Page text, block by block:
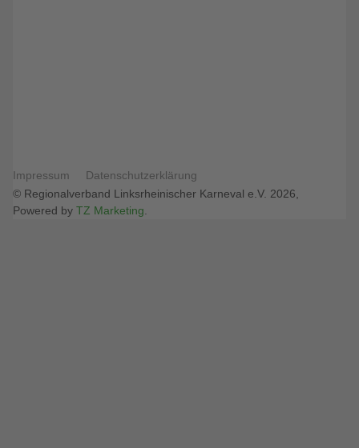
Impressum
Datenschutzerklärung
© Regionalverband Linksrheinischer Karneval e.V. 2026,
Powered byTZ Marketing